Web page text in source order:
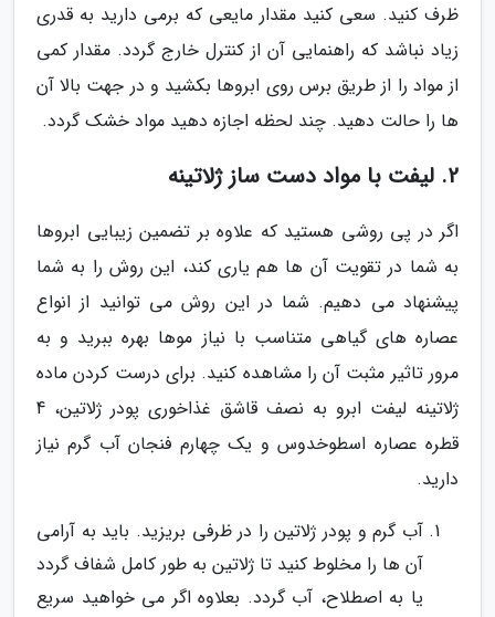
ظرف کنید. سعی کنید مقدار مایعی که برمی دارید به قدری
زیاد نباشد که راهنمایی آن از کنترل خارج گردد. مقدار کمی
از مواد را از طریق برس روی ابروها بکشید و در جهت بالا آن
ها را حالت دهید. چند لحظه اجازه دهید مواد خشک گردد.
2. لیفت با مواد دست ساز ژلاتینه
اگر در پی روشی هستید که علاوه بر تضمین زیبایی ابروها
به شما در تقویت آن ها هم یاری کند، این روش را به شما
پیشنهاد می دهیم. شما در این روش می توانید از انواع
عصاره های گیاهی متناسب با نیاز موها بهره ببرید و به
مرور تاثیر مثبت آن را مشاهده کنید. برای درست کردن ماده
ژلاتینه لیفت ابرو به نصف قاشق غذاخوری پودر ژلاتین، 4
قطره عصاره اسطوخدوس و یک چهارم فنجان آب گرم نیاز
دارید.
آب گرم و پودر ژلاتین را در ظرفی بریزید. باید به آرامی
آن ها را مخلوط کنید تا ژلاتین به طور کامل شفاف گردد
یا به اصطلاح، آب گردد. بعلاوه اگر می خواهید سریع